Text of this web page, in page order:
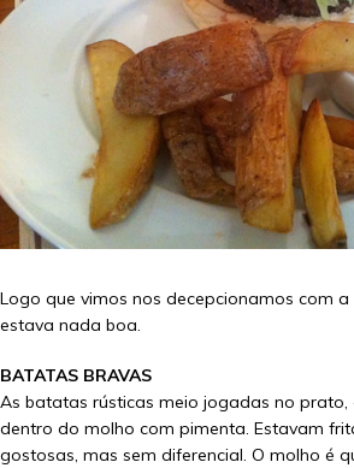
Logo que vimos nos decepcionamos com
estava nada boa.
BATATAS BRAVAS
As batatas rústicas meio jogadas no prato,
dentro do molho com pimenta. Estavam
gostosas, mas sem diferencial. O molho é